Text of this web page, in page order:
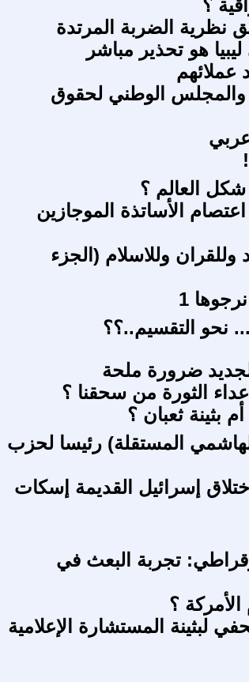
؟
نظرية الضربة المرتدة
هو تحذير مباشر
عملائهم
الوطني لحقوق
شكل العالم ؟
الأساتذة الموجازين
وللاسلام (الجزء
1
... نحو التقسيم..؟؟
ضرورة ملحة
الثورة من سحقنا ؟
بثينة ثعبان ؟
المستقلة) رئيسا لحزب
إسرائيل القديمة إسكات
تجربة البعث في
؟
لبثينة المستشارة الإعلامية